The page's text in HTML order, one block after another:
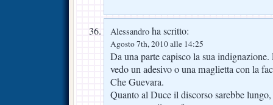
Alessandro ha scritto:
Agosto 7th, 2010 alle 14:25
Da una parte capisco la sua
vedo un adesivo o una maglietta con la
Che Guevara.
Quanto al Duce il discorso sarebbe